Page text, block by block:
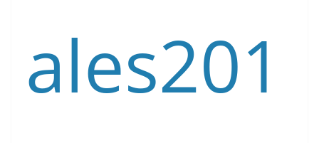
ales201